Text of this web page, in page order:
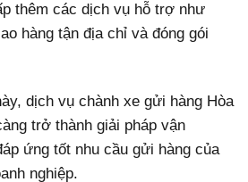
thêm các dịch vụ hỗ trợ như
hàng tận địa chỉ và đóng gói
dịch vụ chành xe gửi hàng Hòa
trở thành giải pháp vận
ứng tốt nhu cầu gửi hàng của
nghiệp.